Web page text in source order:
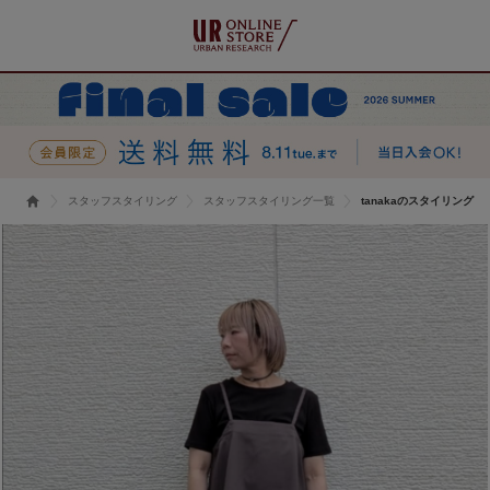
スタッフスタイリング スタッフスタイリング一覧 tanakaのスタイリング